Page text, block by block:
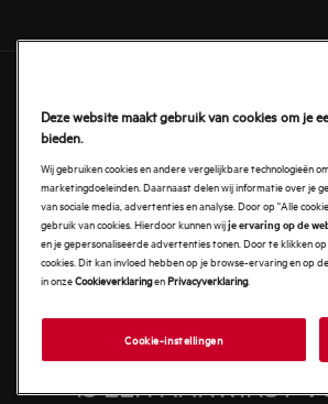
DEZE BIJZONDERE
IS EEN AANWINST
Deze website maakt gebruik van cookies om je
bieden.
Wij gebruiken cookies en andere vergelijkbare technologieën
marketingdoeleinden. Daarnaast delen wij informatie over je
van sociale media, advertenties en analyse. Door op "Alle
gebruik van cookies. Hierdoor kunnen wijje ervaring op de
en je gepersonaliseerde advertenties tonen. Door te klikken
cookies. Dit kan invloed hebben op je browse-ervaring en op
in onzeCookieverklaringenPrivacyverklaring.
Cookie-instellingen